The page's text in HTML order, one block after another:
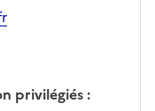
privilégiés: